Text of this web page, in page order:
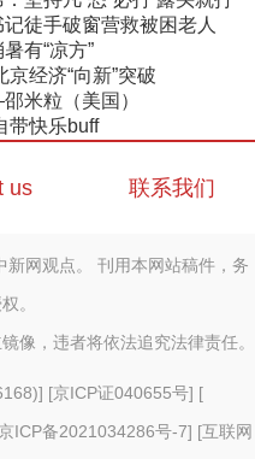
徒手破窗营救被困老人
有“凉方”
京经济“向新”突破
米粒（美国）
带快乐buff
us 联系我们
网观点。 刊用本网站稿件，务
。
像，违者将依法追究法律责任。
] [京ICP证040655号] [
京ICP备2021034286号-7] [互联网